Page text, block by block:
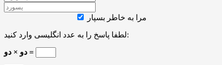
مرا به خاطر بسپار
لطفا پاسخ را به عدد انگلیسی وارد کنید:
دو × دو =